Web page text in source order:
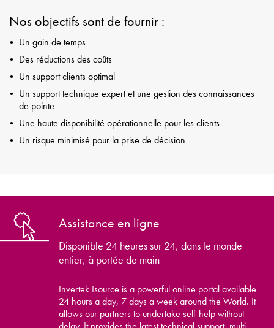
Nos objectifs sont de fournir :
Un gain de temps
Des réductions des coûts
Un support clients optimal
Un support technique expert et une gestion des connaissances
de pointe
Une haute disponibilité opérationnelle pour les clients
Un risque minimisé pour la prise de décision
Assistance en ligne
Disponible 24 heures sur 24, dans le monde
entier, à portée de main
Invertek Isource is a powerful online portal available
24 hours a day, 7 days a week around the World. It
allows our partners to undertake self-help without